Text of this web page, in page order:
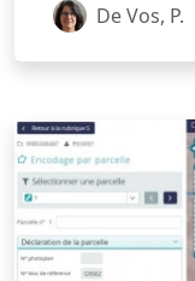
De Vos, P.